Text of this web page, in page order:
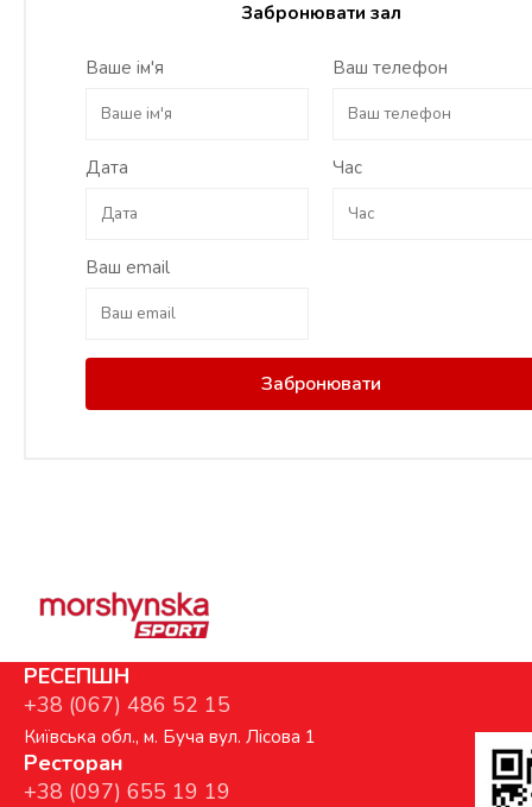
Забронювати зал
Ваше ім'я Ваш телефон
Дата Час
Ваш email
Забронювати
РЕСЕПШН
+38 (067) 486 52 15
Київська обл., м. Буча вул. Лісова 1
Ресторан
+38 (097) 655 19 19